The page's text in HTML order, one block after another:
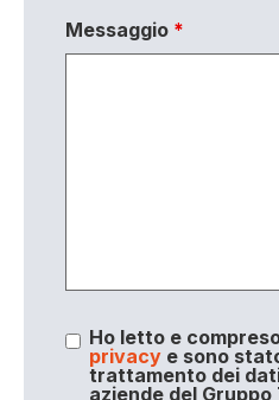
Messaggio *
Ho letto e
privacye sono
trattamento dei
aziende del